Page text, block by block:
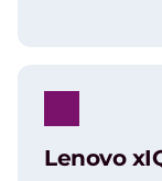
Lenovo